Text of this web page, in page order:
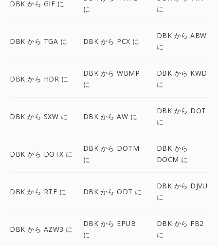
DBK から GIF に
に
に
DBK から TGA に DBK から PCX に
DBK から ABW
に
DBK から HDR に
DBK から WBMP
に
DBK から KWD
に
DBK から SXW に DBK から AW に
DBK から DOT
に
DBK から DOTX に
DBK から DOTM
に
DBK から
DOCM に
DBK から RTF に DBK から ODT に
DBK から DJVU
に
DBK から AZW3 に
DBK から EPUB
に
DBK から FB2
に